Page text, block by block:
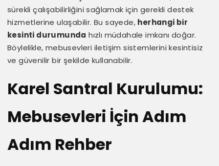
sürekli çalışabilirliğini sağlamak için gerekli destek
hizmetlerine ulaşabilir. Bu sayede, herhangi bir
kesinti durumunda hızlı müdahale imkanı doğar.
Böylelikle, mebusevleri iletişim sistemlerini kesintisiz
ve güvenilir bir şekilde kullanabilir.
Karel Santral Kurulumu:
Mebusevleri İçin Adım
Adım Rehber